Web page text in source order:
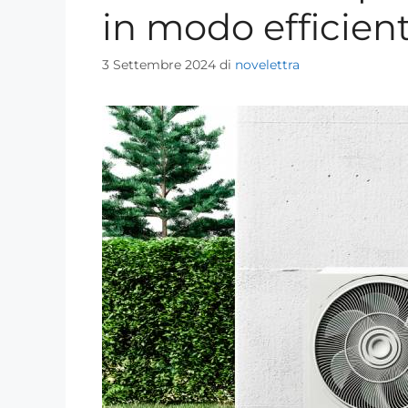
in modo
3 Settembre 2024 di novelettra